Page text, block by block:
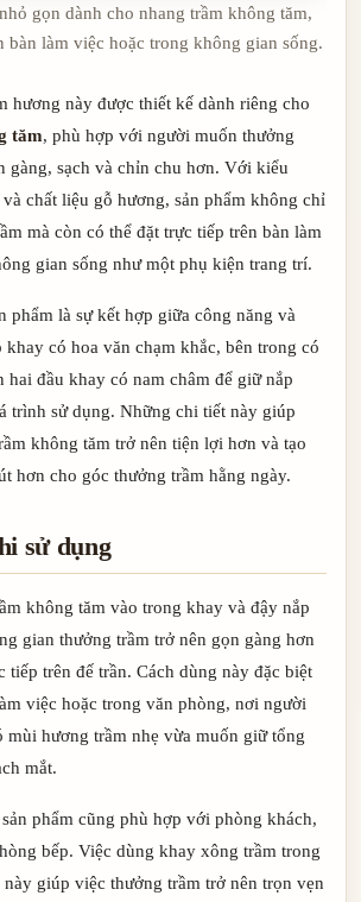
gọn dành cho nhang trầm không tăm,
bàn làm việc hoặc trong không gian sống.
hương này được thiết kế dành riêng cho
tăm, phù hợp với người muốn thưởng
gàng, sạch và chỉn chu hơn. Với kiểu
chất liệu gỗ hương, sản phẩm không chỉ
mà còn có thể đặt trực tiếp trên bàn làm
gian sống như một phụ kiện trang trí.
phẩm là sự kết hợp giữa công năng và
có hoa văn chạm khắc, bên trong có
hai đầu khay có nam châm để giữ nắp
trình sử dụng. Những chi tiết này giúp
không tăm trở nên tiện lợi hơn và tạo
hơn cho góc thưởng trầm hằng ngày.
sử dụng
không tăm vào trong khay và đậy nắp
gian thưởng trầm trở nên gọn gàng hơn
tiếp trên đế trần. Cách dùng này đặc biệt
việc hoặc trong văn phòng, nơi người
mùi hương trầm nhẹ vừa muốn giữ tổng
mắt.
phẩm cũng phù hợp với phòng khách,
bếp. Việc dùng khay xông trầm trong
giúp việc thưởng trầm trở nên trọn vẹn